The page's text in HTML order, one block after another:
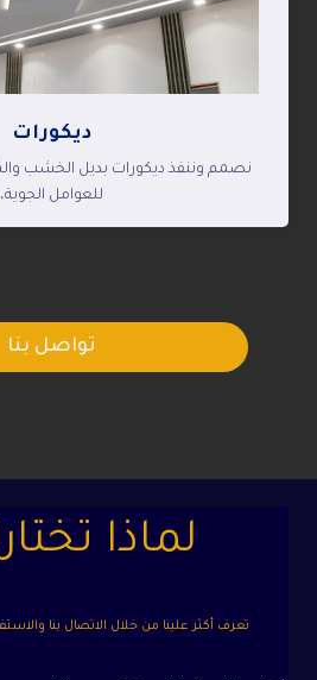
ديكورات
نصمم وننفذ ديكورات بديل الخشب
للعوامل الجوية،
تواصل بنا
لماذا
تعرف أكثر علينا من خلال الاتصال بنا